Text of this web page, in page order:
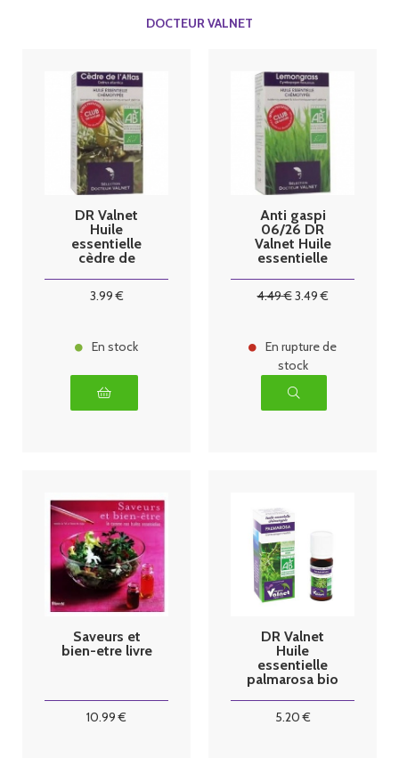
DOCTEUR VALNET
DR Valnet
Huile
essentielle
cèdre de
3.99€
En stock
Anti gaspi
06/26 DR
Valnet Huile
essentielle
4.49€3.49€
En rupture de
stock
Saveurs et
bien-etre livre
10.99 €
DR Valnet
Huile
essentielle
palmarosa bio
5.20€